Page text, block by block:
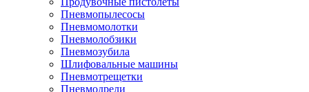
Пневмопылесосы
Пневмомолотки
Пневмолобзики
Пневмозубила
Шлифовальные машины
Пневмотрещетки
Пневмодрели